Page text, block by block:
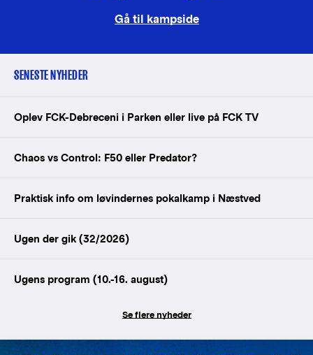
Gå til kampside
SENESTE NYHEDER
Oplev FCK-Debreceni i Parken eller live på FCK TV
Chaos vs Control: F50 eller Predator?
Praktisk info om løvindernes pokalkamp i Næstved
Ugen der gik (32/2026)
Ugens program (10.-16. august)
Se flere nyheder